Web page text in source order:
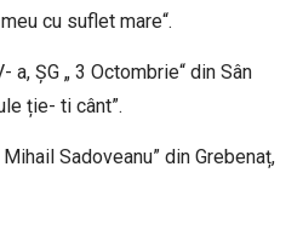
cu suflet mare“.
a, ȘG „ 3 Octombrie“ din Sân
ție- ti cânt”.
Mihail Sadoveanu” din Grebenaț,